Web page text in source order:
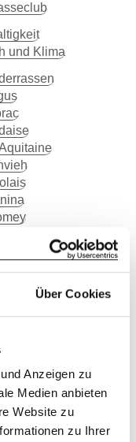
Über Cookies
Anzeigen zu
Medien anbieten
Website zu
zu Ihrer
und Klima
Cattle
Cattle